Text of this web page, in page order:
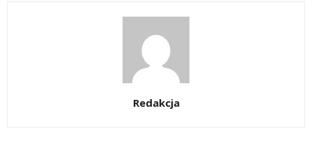
Redakcja